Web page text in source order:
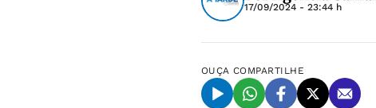
17/09/2024 - 23:44 h
OUÇA COMPARTILHE